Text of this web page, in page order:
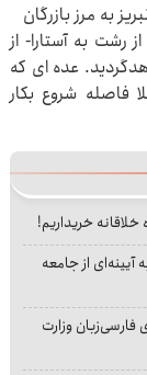
به مرز بازرگان
رشت به آستارا- از
عده ای که
فاصله شروع بکار
خلاقانه خریداریم!
از جامعه
وزارت